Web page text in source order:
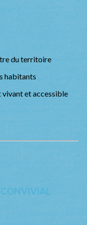
du territoire
habitants
vivant et accessible